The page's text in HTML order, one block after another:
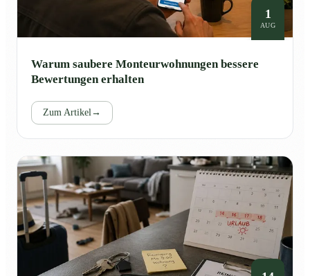
1
AUG
Warum saubere Monteurwohnungen bessere
Bewertungen erhalten
Zum Artikel→